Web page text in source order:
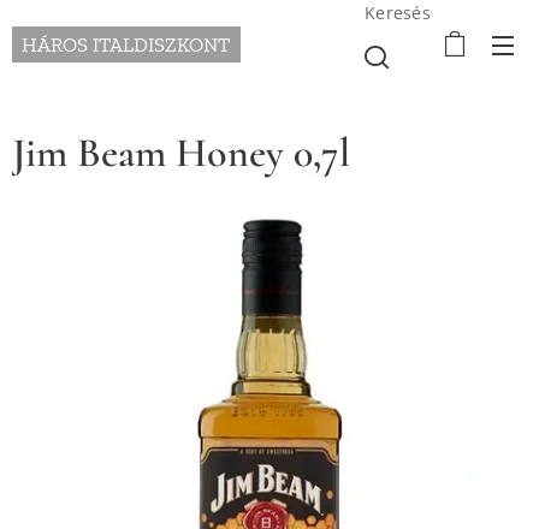
HÁROS ITALDISZKONT
Keresés
Jim Beam Honey 0,7l